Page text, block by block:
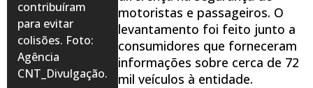
contribuíram
para evitar
colisões. Foto:
Agência
CNT_Divulgação.
motoristas e passageiros. O
levantamento foi feito junto a
consumidores que forneceram
informações sobre cerca de 72
mil veículos à entidade.